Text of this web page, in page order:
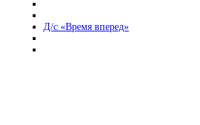
Д/с «Время вперед»